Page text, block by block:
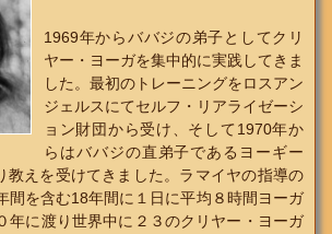
1969年からババジの弟子としてクリ
ヤー・ヨーガを集中的に実践してきま
した。最初のトレーニングをロスアン
ジェルスにてセルフ・リアライゼーシ
ョン財団から受け、そして1970年か
らはババジの直弟子であるヨーギー
教えを受けてきました。ラマイヤの指導の
間を含む18年間に１日に平均８時間ヨーガ
年に渡り世界中に２３のクリヤー・ヨーガ